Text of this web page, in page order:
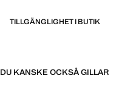
TILLGÄNGLIGHET I BUTIK
DU KANSKE OCKSÅ GILLAR